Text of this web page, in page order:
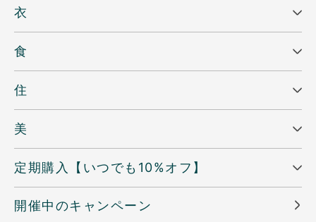
衣
食
住
美
定期購入【いつでも10%オフ】
開催中のキャンペーン